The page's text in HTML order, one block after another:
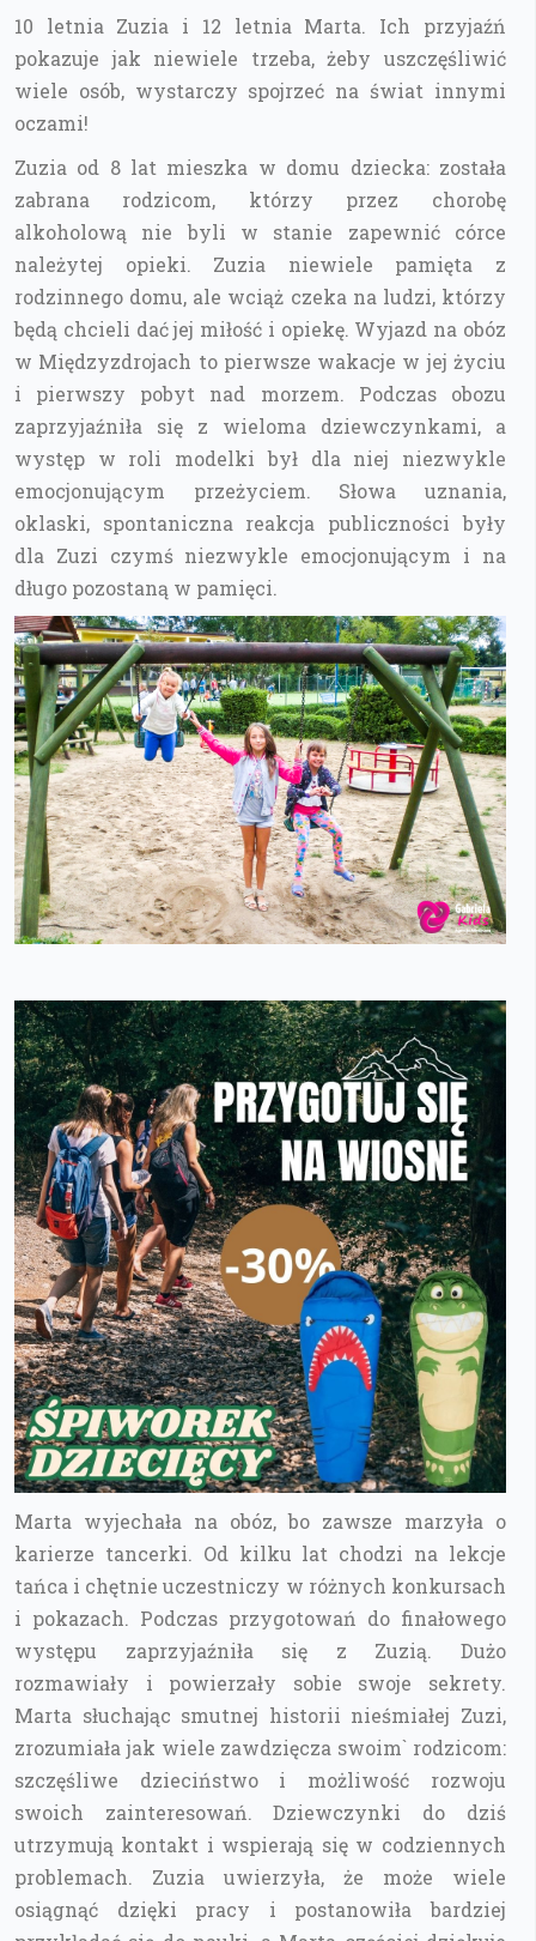
10 letnia Zuzia i 12 letnia Marta. Ich przyjaźń
pokazuje jak niewiele trzeba, żeby uszczęśliwić
wiele osób, wystarczy spojrzeć na świat innymi
oczami!
Zuzia od 8 lat mieszka w domu dziecka: została
zabrana rodzicom, którzy przez chorobę
alkoholową nie byli w stanie zapewnić córce
należytej opieki. Zuzia niewiele pamięta z
rodzinnego domu, ale wciąż czeka na ludzi, którzy
będą chcieli dać jej miłość i opiekę. Wyjazd na obóz
w Międzyzdrojach to pierwsze wakacje w jej życiu
i pierwszy pobyt nad morzem. Podczas obozu
zaprzyjaźniła się z wieloma dziewczynkami, a
występ w roli modelki był dla niej niezwykle
emocjonującym przeżyciem. Słowa uznania,
oklaski, spontaniczna reakcja publiczności były
dla Zuzi czymś niezwykle emocjonującym i na
długo pozostaną w pamięci.
Marta wyjechała na obóz, bo zawsze marzyła o
karierze tancerki. Od kilku lat chodzi na lekcje
tańca i chętnie uczestniczy w różnych konkursach
i pokazach. Podczas przygotowań do finałowego
występu zaprzyjaźniła się z Zuzią. Dużo
rozmawiały i powierzały sobie swoje sekrety.
Marta słuchając smutnej historii nieśmiałej Zuzi,
zrozumiała jak wiele zawdzięcza swoim` rodzicom:
szczęśliwe dzieciństwo i możliwość rozwoju
swoich zainteresowań. Dziewczynki do dziś
utrzymują kontakt i wspierają się w codziennych
problemach. Zuzia uwierzyła, że może wiele
osiągnąć dzięki pracy i postanowiła bardziej